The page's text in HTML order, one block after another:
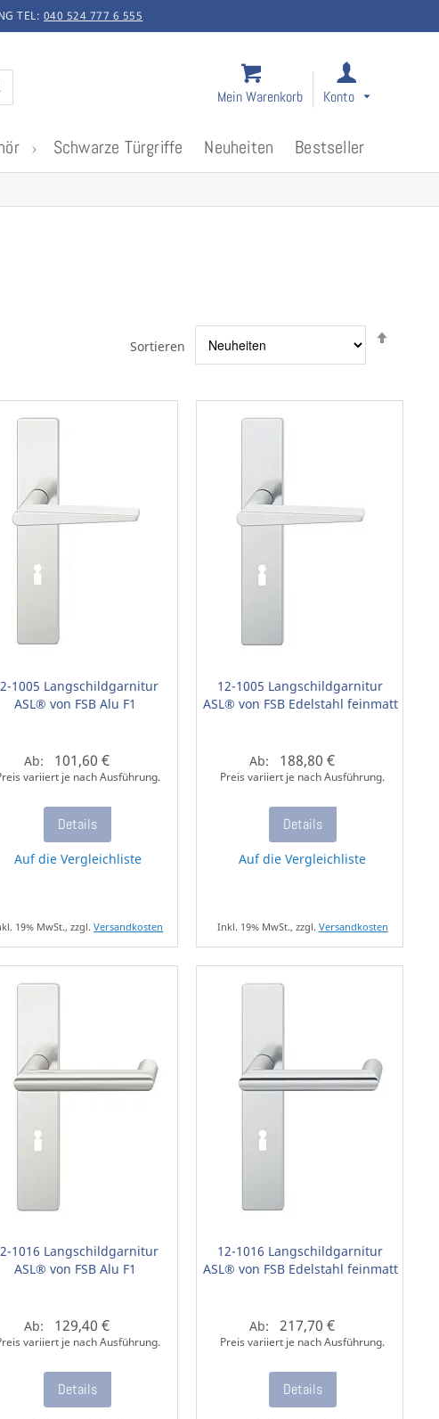
TEL: 040 524 777 6 555
Konto
Mein Warenkorb
Schwarze Türgriffe Neuheiten Bestseller
Sortieren
1005 Langschildgarnitur
ASL® von FSB Alu F1
Ab: 101,60 €
variiert je nach Ausführung.
Details
Auf die Vergleichliste
19% MwSt., zzgl.Versandkosten
12-1005 Langschildgarnitur
ASL® von FSB Edelstahl feinmatt
Ab: 188,80 €
Preis variiert je nach Ausführung.
Details
Auf die Vergleichliste
Inkl. 19% MwSt., zzgl. Versandkosten
1016 Langschildgarnitur
ASL® von FSB Alu F1
Ab: 129,40 €
variiert je nach Ausführung.
Details
12-1016 Langschildgarnitur
ASL® von FSB Edelstahl feinmatt
Ab: 217,70 €
Preis variiert je nach Ausführung.
Details